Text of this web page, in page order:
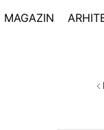
MAGAZIN